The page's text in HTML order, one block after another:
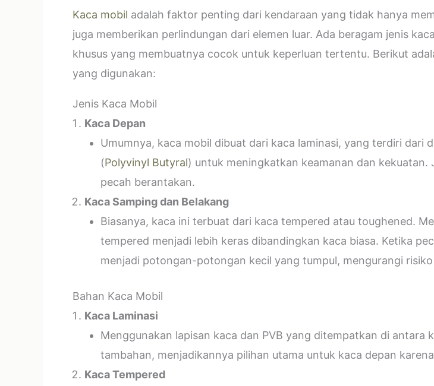
Kaca mobil adalah faktor penting dari kendaraan yang tidak hanya
juga memberikan perlindungan dari elemen luar. Ada beragam jenis
khusus yang membuatnya cocok untuk keperluan tertentu. Berikut
yang digunakan:
Jenis Kaca Mobil
Kaca Depan
Umumnya, kaca mobil dibuat dari kaca laminasi, yang terdiri dari
(Polyvinyl Butyral) untuk meningkatkan keamanan dan
pecah berantakan.
Kaca Samping dan Belakang
Biasanya, kaca ini terbuat dari kaca tempered atau toughened.
tempered menjadi lebih keras dibandingkan kaca biasa. Ketika
menjadi potongan-potongan kecil yang tumpul, mengurangi
Bahan Kaca Mobil
Kaca Laminasi
Menggunakan lapisan kaca dan PVB yang ditempatkan di antara
tambahan, menjadikannya pilihan utama untuk kaca depan
Kaca Tempered